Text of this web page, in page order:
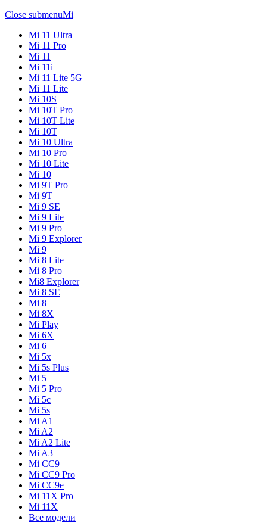
Close submenuMi
Mi 11 Ultra
Mi 11 Pro
Mi 11
Mi 11i
Mi 11 Lite 5G
Mi 11 Lite
Mi 10S
Mi 10T Pro
Mi 10T Lite
Mi 10T
Mi 10 Ultra
Mi 10 Pro
Mi 10 Lite
Mi 10
Mi 9T Pro
Mi 9T
Mi 9 SE
Mi 9 Lite
Mi 9 Pro
Mi 9 Explorer
Mi 9
Mi 8 Lite
Mi 8 Pro
Mi8 Explorer
Mi 8 SE
Mi 8
Mi 8X
Mi Play
Mi 6X
Mi 6
Mi 5x
Mi 5s Plus
Mi 5
Mi 5 Pro
Mi 5c
Mi 5s
Mi A1
Mi A2
Mi A2 Lite
Mi A3
Mi CC9
Mi CC9 Pro
Mi CC9e
Mi 11X Pro
Mi 11X
Все модели